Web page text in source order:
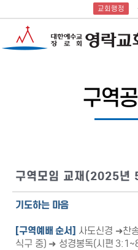
교회행정
구역
구역모임 교재(2025년
기도하는 마음
[구역예배 순서] 사도신경 ➜찬
식구 중) ➜ 성경봉독(시편